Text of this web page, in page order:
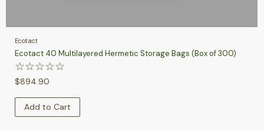
Ecotact
Ecotact 40 Multilayered Hermetic Storage Bags (Box of 300)
☆☆☆☆☆
$894.90
Add to Cart